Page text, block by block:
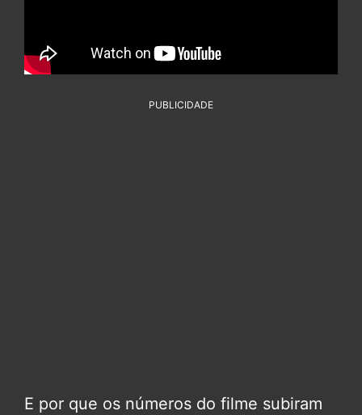
PUBLICIDADE
E por que os números do filme subiram